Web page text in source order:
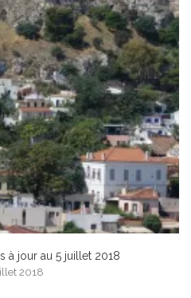
à jour au 5 juillet 2018
2018